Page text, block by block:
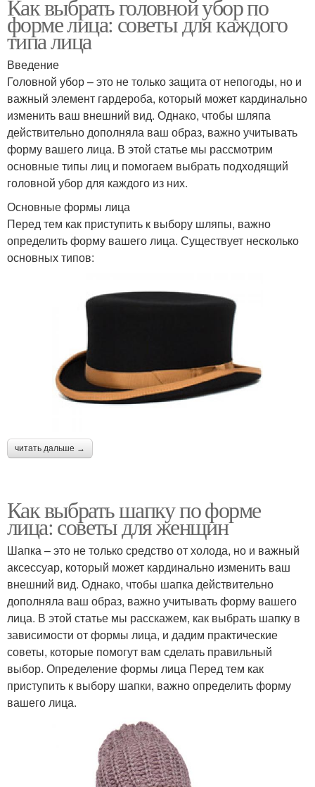
Как выбрать головной убор по
форме лица: советы для каждого
типа лица
Введение
Головной убор – это не только защита от непогоды, но и
важный элемент гардероба, который может кардинально
изменить ваш внешний вид. Однако, чтобы шляпа
действительно дополняла ваш образ, важно учитывать
форму вашего лица. В этой статье мы рассмотрим
основные типы лиц и помогаем выбрать подходящий
головной убор для каждого из них.
Основные формы лица
Перед тем как приступить к выбору шляпы, важно
определить форму вашего лица. Существует несколько
основных типов:
читать дальше →
Как выбрать шапку по форме
лица: советы для женщин
Шапка – это не только средство от холода, но и важный
аксессуар, который может кардинально изменить ваш
внешний вид. Однако, чтобы шапка действительно
дополняла ваш образ, важно учитывать форму вашего
лица. В этой статье мы расскажем, как выбрать шапку в
зависимости от формы лица, и дадим практические
советы, которые помогут вам сделать правильный
выбор. Определение формы лица Перед тем как
приступить к выбору шапки, важно определить форму
вашего лица.